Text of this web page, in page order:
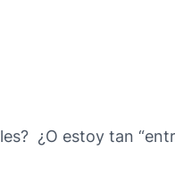
¿O estoy tan